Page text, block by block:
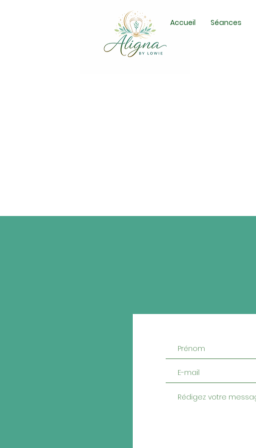
Accueil Séances